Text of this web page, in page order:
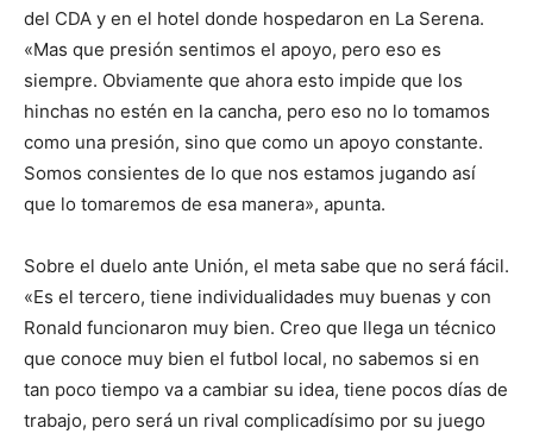
del CDA y en el hotel donde hospedaron en La Serena.
«Mas que presión sentimos el apoyo, pero eso es
siempre. Obviamente que ahora esto impide que los
hinchas no estén en la cancha, pero eso no lo tomamos
como una presión, sino que como un apoyo constante.
Somos consientes de lo que nos estamos jugando así
que lo tomaremos de esa manera», apunta.
Sobre el duelo ante Unión, el meta sabe que no será fácil.
«Es el tercero, tiene individualidades muy buenas y con
Ronald funcionaron muy bien. Creo que llega un técnico
que conoce muy bien el futbol local, no sabemos si en
tan poco tiempo va a cambiar su idea, tiene pocos días de
trabajo, pero será un rival complicadísimo por su juego